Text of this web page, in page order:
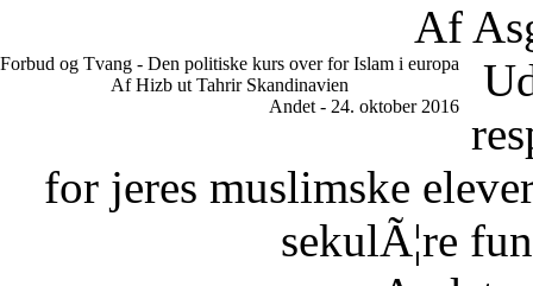
Af
Forbud og Tvang - Den politiske kurs over for Islam i europa
Af Hizb ut Tahrir Skandinavien
Andet - 24. oktober 2016
for jeres muslimske
sekulÃ¦re